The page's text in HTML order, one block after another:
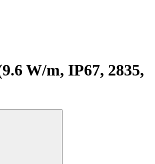
W/m, IP67, 2835,